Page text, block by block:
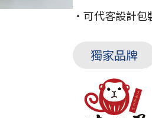
・可代客設計包
獨家品牌